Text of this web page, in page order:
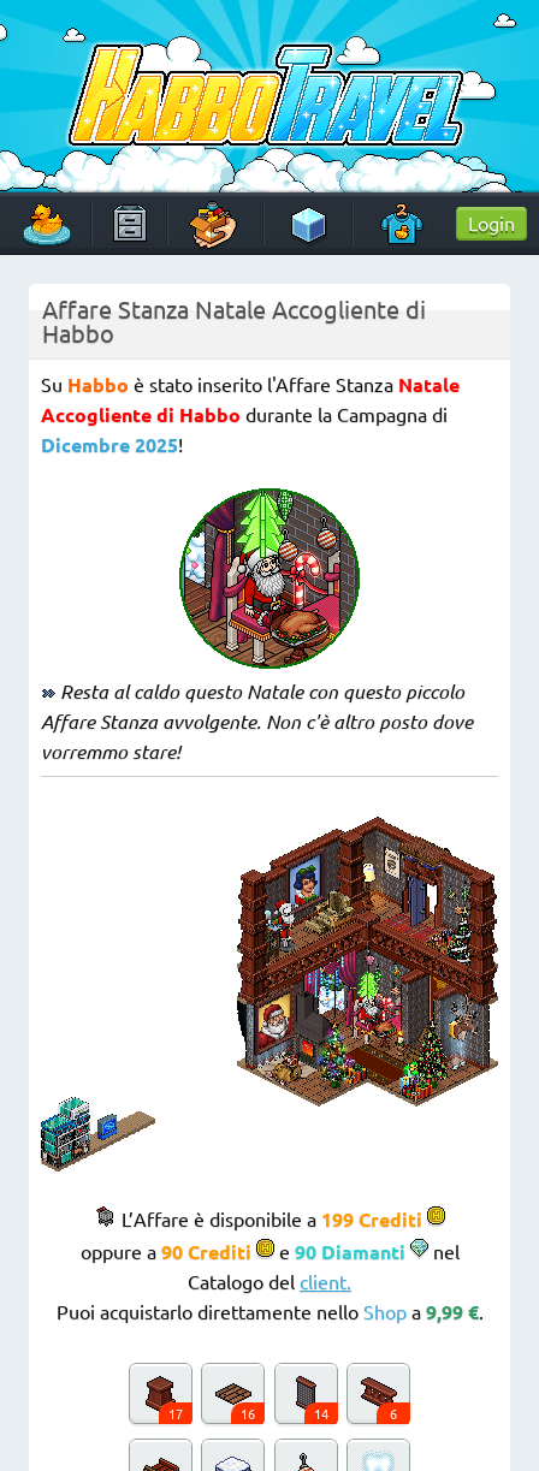
to
content
HabboTravel
Un viaggio di pixel!
Login
Affare Stanza Natale Accogliente di
Habbo
Su Habbo è stato inserito l'Affare Stanza Natale
Accogliente di Habbo durante la Campagna di
Dicembre 2025!
Resta al caldo questo Natale con questo piccolo
Affare Stanza avvolgente. Non c'è altro posto dove
vorremmo stare!
L’Affare è disponibile a 199 Crediti
oppure a 90 Crediti e 90 Diamanti
nel
Catalogo del client.
Puoi acquistarlo direttamente nello Shopa 9,99 €.
17 16 14 6